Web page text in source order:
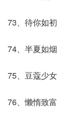
73、待你如初
74、半夏如烟
75、豆蔻少女
76、懒惰致富